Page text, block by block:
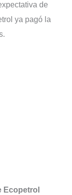
de
ya pagó la
Ecopetrol